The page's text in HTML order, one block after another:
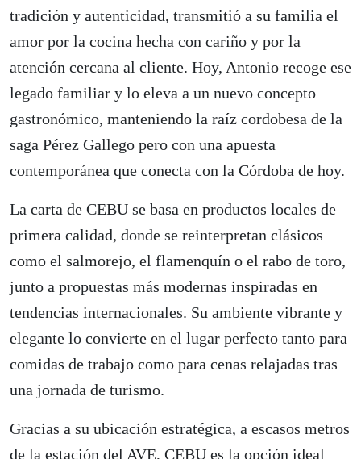
tradición y autenticidad, transmitió a su familia el
amor por la cocina hecha con cariño y por la
atención cercana al cliente. Hoy, Antonio recoge ese
legado familiar y lo eleva a un nuevo concepto
gastronómico, manteniendo la raíz cordobesa de la
saga Pérez Gallego pero con una apuesta
contemporánea que conecta con la Córdoba de hoy.
La carta de CEBU se basa en productos locales de
primera calidad, donde se reinterpretan clásicos
como el salmorejo, el flamenquín o el rabo de toro,
junto a propuestas más modernas inspiradas en
tendencias internacionales. Su ambiente vibrante y
elegante lo convierte en el lugar perfecto tanto para
comidas de trabajo como para cenas relajadas tras
una jornada de turismo.
Gracias a su ubicación estratégica, a escasos metros
de la estación del AVE, CEBU es la opción ideal